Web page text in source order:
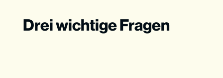
Drei wichtige Fragen